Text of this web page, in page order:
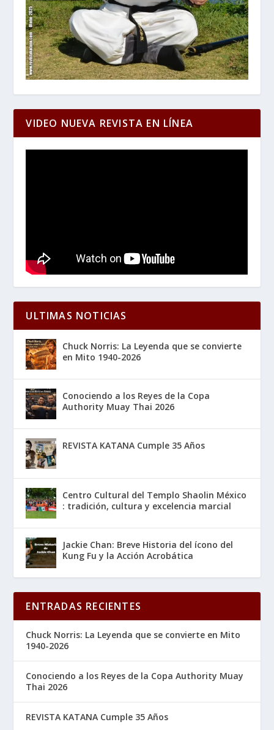
VIDEO NUEVA REVISTA EN LÍNEA
ULTIMAS NOTICIAS
Chuck Norris: La Leyenda que se convierte
en Mito 1940-2026
Conociendo a los Reyes de la Copa
Authority Muay Thai 2026
REVISTA KATANA Cumple 35 Años
Centro Cultural del Templo Shaolin México
: tradición, cultura y excelencia marcial
Jackie Chan: Breve Historia del ícono del
Kung Fu y la Acción Acrobática
ENTRADAS RECIENTES
Chuck Norris: La Leyenda que se convierte en Mito
1940-2026
Conociendo a los Reyes de la Copa Authority Muay
Thai 2026
REVISTA KATANA Cumple 35 Años